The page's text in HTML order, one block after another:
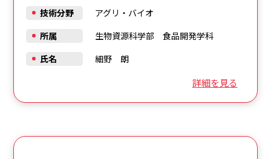
詳細を見る
技術分野
アグリ・バイオ
所属
生物資源科学部 食品開発学科
氏名
細野 朗